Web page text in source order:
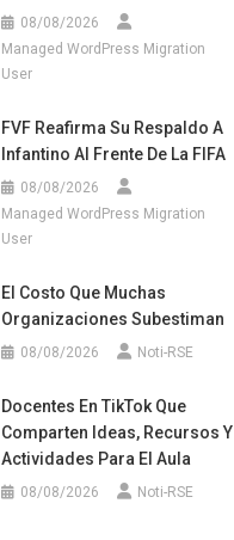
08/08/2026
Managed WordPress Migration
User
FVF Reafirma Su Respaldo A
Infantino Al Frente De La FIFA
08/08/2026
Managed WordPress Migration
User
El Costo Que Muchas
Organizaciones Subestiman
08/08/2026 Noti-RSE
Docentes En TikTok Que
Comparten Ideas, Recursos Y
Actividades Para El Aula
08/08/2026 Noti-RSE